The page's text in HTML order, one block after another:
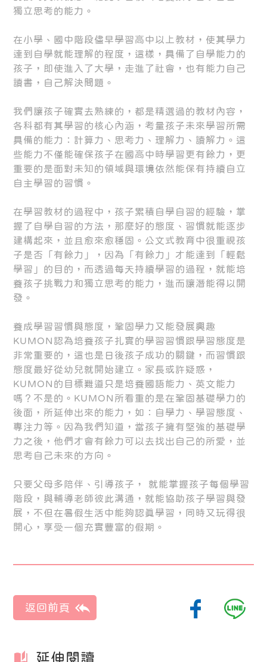
獨立思考的能力。
在小學、國中階段儘早學習高中以上教材，使其學力
達到自學就能理解的程度，這樣，具備了自學能力的
孩子，即使進入了大學，走進了社會，也有能力自己
讀書，自己解決問題。
我們讓孩子確實去熟練的，都是精選過的教材內容，
各科都有其學習的核心內涵，考量孩子未來學習所需
具備的能力：計算力、思考力、理解力、讀解力。這
些能力不僅能確保孩子在國高中時學習更有餘力，更
重要的是面對未知的領域與環境依然能保有持續自立
自主學習的習慣。
在學習教材的過程中，孩子累積自學自習的經驗，掌
握了自學自習的方法，那麼好的態度、習慣就能逐步
建構起來，並且愈來愈穩固。公文式教育中很重視孩
子是否「有餘力」，因為「有餘力」才能達到「輕鬆
學習」的目的，而透過每天持續學習的過程，就能培
養孩子挑戰力和獨立思考的能力，進而讓潛能得以開
發。
養成學習習慣與態度，鞏固學力又能發展興趣
KUMON認為培養孩子扎實的學習習慣跟學習態度是
非常重要的，這也是日後孩子成功的關鍵，而習慣跟
態度最好從幼兒就開始建立。家長或許疑惑，
KUMON的目標難道只是培養國語能力、英文能力
嗎？不是的。KUMON所看重的是在鞏固基礎學力的
後面，所延伸出來的能力，如：自學力、學習態度、
專注力等。因為我們知道，當孩子擁有堅強的基礎學
力之後，他們才會有餘力可以去找出自己的所愛，並
思考自己未來的方向。
只要父母多陪伴、引導孩子， 就能掌握孩子每個學習
階段，與輔導老師彼此溝通，就能協助孩子學習與發
展，不但在暑假生活中能夠認真學習，同時又玩得很
開心，享受一個充實豐富的假期。
延伸閱讀